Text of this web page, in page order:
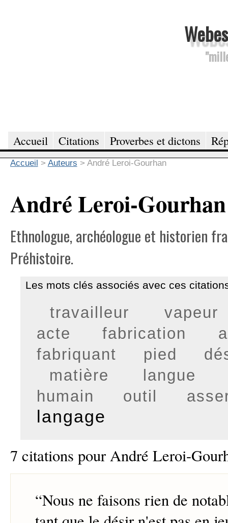
Accueil Citations Proverbes et dictons
Accueil > Auteurs > André Leroi-Gourhan
André Leroi-Gourhan
Ethnologue, archéologue et historien
Préhistoire.
Les mots clés associés avec ces
travailleur
vapeur
acte
fabrication
fabriquant
pied
matière
langue
humain
outil
langage
7 citations pour André Leroi-
“Nous ne faisons rien de